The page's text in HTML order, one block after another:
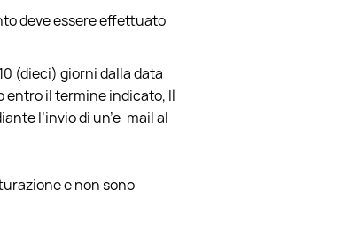
deve essere effettuato
(dieci) giorni dalla data
entro il termine indicato, Il
l’invio di un’e-mail al
e non sono